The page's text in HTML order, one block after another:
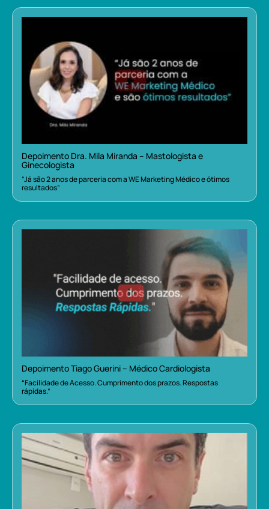
Depoimento Dra. Mila Miranda – Mastologista e
Ginecologista
“Já são 2 anos de parceria com a WE Marketing Médico e ótimos
resultados”
Depoimento Tiago Guerini – Médico Cardiologista
“Facilidade de Acesso. Cumprimento dos prazos. Respostas
rápidas.”